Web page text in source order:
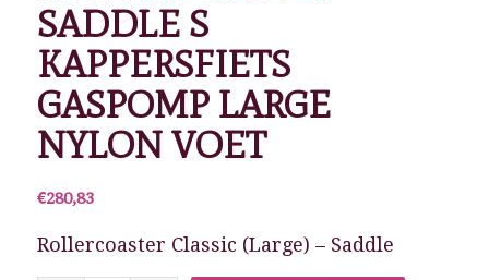
SADDLE S
KAPPERSFIETS
GASPOMP LARGE
NYLON VOET
€280,83
Rollercoaster Classic (Large) – Saddle